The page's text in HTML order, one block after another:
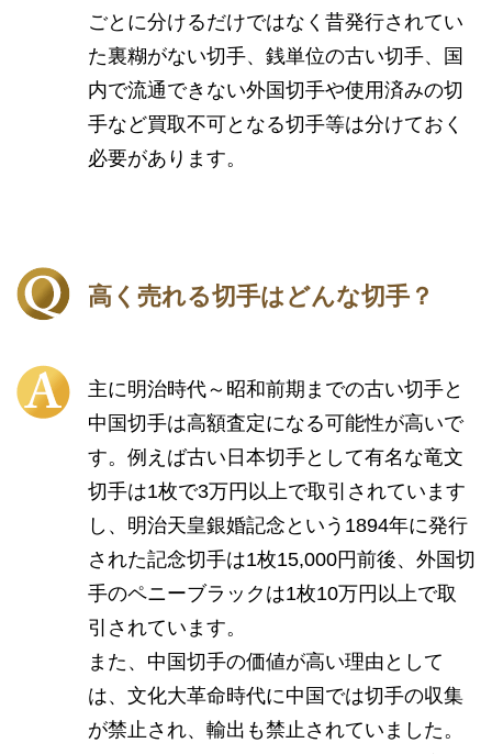
ごとに分けるだけではなく昔発行されてい
た裏糊がない切手、銭単位の古い切手、国
内で流通できない外国切手や使用済みの切
手など買取不可となる切手等は分けておく
必要があります。
高く売れる切手はどんな切手？
主に明治時代～昭和前期までの古い切手と
中国切手は高額査定になる可能性が高いで
す。例えば古い日本切手として有名な竜文
切手は1枚で3万円以上で取引されています
し、明治天皇銀婚記念という1894年に発行
された記念切手は1枚15,000円前後、外国切
手のペニーブラックは1枚10万円以上で取
引されています。
また、中国切手の価値が高い理由として
は、文化大革命時代に中国では切手の収集
が禁止され、輸出も禁止されていました。